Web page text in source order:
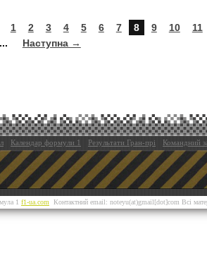
1 2 3 4 5 6 7 8 9 10
11
... Наступна →
Календар формули 1 Результати Гран-прі Командний
1 f1-ua.com Контактний email: noteyu(at)gmail[dot]com Всі